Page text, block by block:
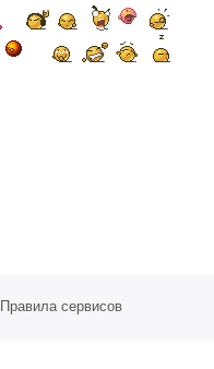
Правила сервисов